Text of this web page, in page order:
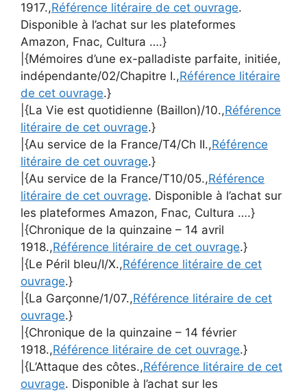
1917.,Référence litéraire de cet ouvrage.
Disponible à l’achat sur les plateformes
Amazon, Fnac, Cultura ….}
|{Mémoires d’une ex-palladiste parfaite, initiée,
indépendante/02/Chapitre I.,Référence litéraire
de cet ouvrage.}
|{La Vie est quotidienne (Baillon)/10.,Référence
litéraire de cet ouvrage.}
|{Au service de la France/T4/Ch II.,Référence
litéraire de cet ouvrage.}
|{Au service de la France/T10/05.,Référence
litéraire de cet ouvrage. Disponible à l’achat sur
les plateformes Amazon, Fnac, Cultura ….}
|{Chronique de la quinzaine – 14 avril
1918.,Référence litéraire de cet ouvrage.}
|{Le Péril bleu/I/X.,Référence litéraire de cet
ouvrage.}
|{La Garçonne/1/07.,Référence litéraire de cet
ouvrage.}
|{Chronique de la quinzaine – 14 février
1918.,Référence litéraire de cet ouvrage.}
|{L’Attaque des côtes.,Référence litéraire de cet
ouvrage. Disponible à l’achat sur les